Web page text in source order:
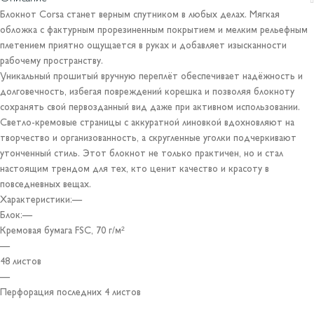
Блокнот Corsa станет верным спутником в любых делах. Мягкая
обложка с фактурным прорезиненным покрытием и мелким рельефным
плетением приятно ощущается в руках и добавляет изысканности
рабочему пространству.
Уникальный прошитый вручную переплёт обеспечивает надёжность и
долговечность, избегая повреждений корешка и позволяя блокноту
сохранять свой первозданный вид даже при активном использовании.
Светло-кремовые страницы с аккуратной линовкой вдохновляют на
творчество и организованность, а скругленные уголки подчеркивают
утонченный стиль. Этот блокнот не только практичен, но и стал
настоящим трендом для тех, кто ценит качество и красоту в
повседневных вещах.
Характеристики:—
Блок:—
Кремовая бумага FSC, 70 г/м²
—
48 листов
—
Перфорация последних 4 листов